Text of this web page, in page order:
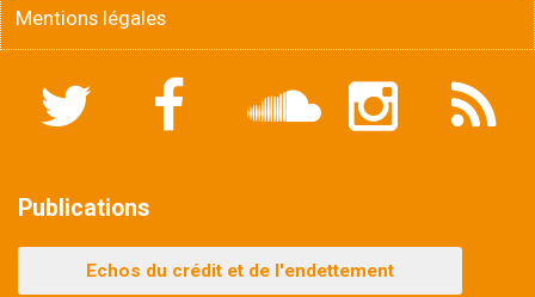
Mentions légales
Facebook Soundcloud Instagram
RSS
Publications
Echos du crédit et de l'endettement